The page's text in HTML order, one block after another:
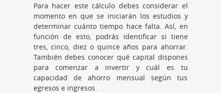
Para hacer este cálculo debes considerar el
momento en que se iniciarán los estudios y
determinar cuánto tiempo hace falta. Así, en
función de esto, podrás identificar si tiene
tres, cinco, diez o quince años para ahorrar.
También debes conocer qué capital dispones
para comenzar a invertir y cuál es tu
capacidad de ahorro mensual según tus
egresos e ingresos.